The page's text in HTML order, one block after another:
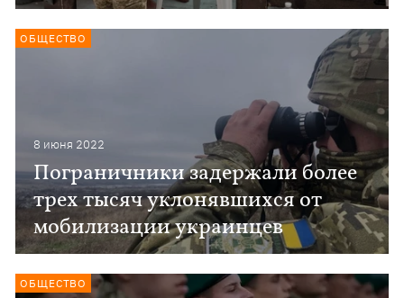
8 июня 2022
Пограничники задержали более
трех тысяч уклонявшихся от
мобилизации украинцев
ОБЩЕСТВО
ОБЩЕСТВО